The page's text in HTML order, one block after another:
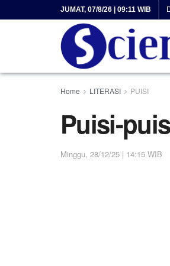
JUMAT, 07/8/26 | 09:11 WIB
Home LITERASI PUISI
Puisi-
Minggu, 28/12/25 | 14:15 WIB